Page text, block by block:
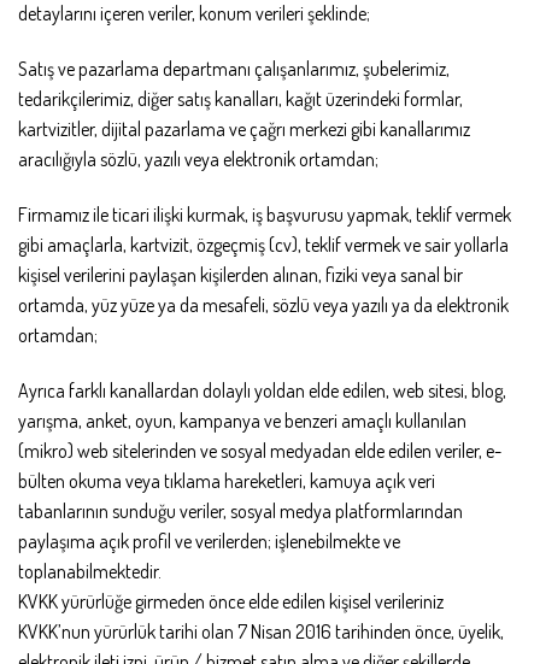
detaylarını içeren veriler, konum verileri şeklinde;
Satış ve pazarlama departmanı çalışanlarımız, şubelerimiz,
tedarikçilerimiz, diğer satış kanalları, kağıt üzerindeki formlar,
kartvizitler, dijital pazarlama ve çağrı merkezi gibi kanallarımız
aracılığıyla sözlü, yazılı veya elektronik ortamdan;
Firmamız ile ticari ilişki kurmak, iş başvurusu yapmak, teklif vermek
gibi amaçlarla, kartvizit, özgeçmiş (cv), teklif vermek ve sair yollarla
kişisel verilerini paylaşan kişilerden alınan, fiziki veya sanal bir
ortamda, yüz yüze ya da mesafeli, sözlü veya yazılı ya da elektronik
ortamdan;
Ayrıca farklı kanallardan dolaylı yoldan elde edilen, web sitesi, blog,
yarışma, anket, oyun, kampanya ve benzeri amaçlı kullanılan
(mikro) web sitelerinden ve sosyal medyadan elde edilen veriler, e-
bülten okuma veya tıklama hareketleri, kamuya açık veri
tabanlarının sunduğu veriler, sosyal medya platformlarından
paylaşıma açık profil ve verilerden; işlenebilmekte ve
toplanabilmektedir.
KVKK yürürlüğe girmeden önce elde edilen kişisel verileriniz
KVKK’nun yürürlük tarihi olan 7 Nisan 2016 tarihinden önce, üyelik,